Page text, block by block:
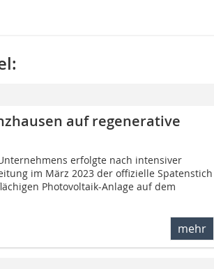
auf regenerative
erfolgte nach intensiver
im März 2023 der offizielle Spatenstich
Photovoltaik-Anlage auf dem
mehr